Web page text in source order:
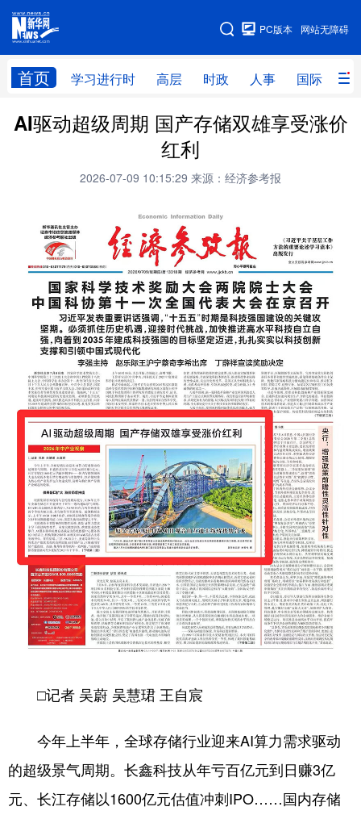
网站无障碍
PC版本
首页 学习进行时 高层 时政 人事 国际 财
网站地图
学习进行时 高层 时政 人事
全球连线
科技 科创 量子
文化 书画 健康 军事
访谈 视频 图片 政务
法律 中央文件 金融 汽车
食品 人居 信息化
学术中国 乡村振兴 银龄 溯源中国
城市 旅游 能源 会展
彩票 娱乐 时尚 悦读
公益 一带一路 亚太网 上市公司
文化产业
地方频道
北京 天津 河北 山西
浙江 安徽
广东 广西 海南 重庆
四川 贵州 云南 西藏
AI驱动超级周期 国产存储双雄享受涨价
红利
2026-07-09 10:15:29 来源：经济参考报
□记者 吴蔚 吴慧珺 王自宸
今年上半年，全球存储行业迎来AI算力需求驱动
的超级景气周期。长鑫科技从年亏百亿元到日赚3亿
元、长江存储以1600亿元估值冲刺IPO……国内存储